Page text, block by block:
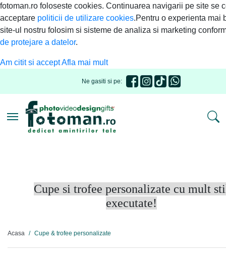
fotoman.ro foloseste cookies. Continuarea navigarii pe site se
acceptare politicii de utilizare cookies.Pentru o experienta mai
site-ul nostru folosim si sisteme de analiza si marketing
de protejare a datelor.
Am citit si acceptAfla mai mult
Ne gasiti si pe:
Toggle navigation
Cupe si trofee personalizate cu mult
executate!
Acasa Cupe & trofee personalizate